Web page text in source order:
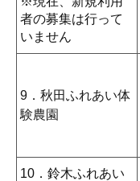
者の募集は行って
いません
9．秋田ふれあい体
験農園
10．鈴木ふれあい